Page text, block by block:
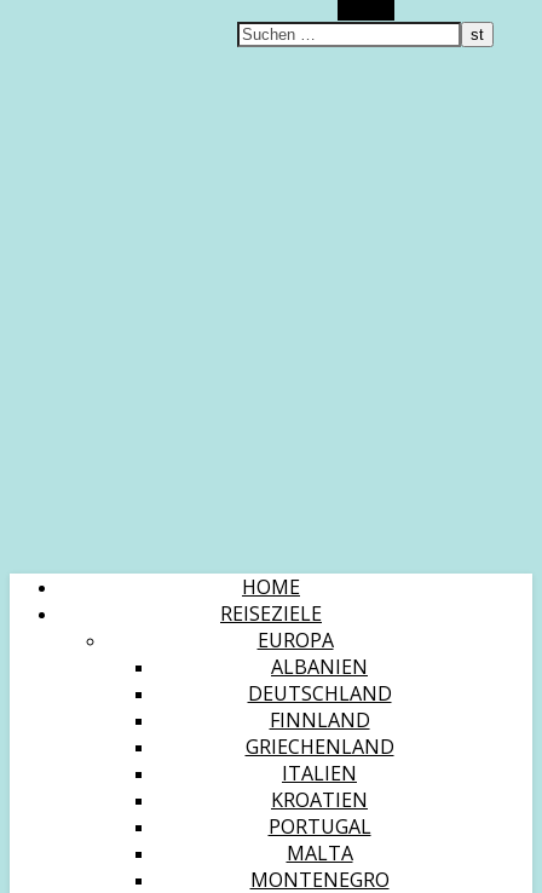
HOME
REISEZIELE
EUROPA
ALBANIEN
DEUTSCHLAND
FINNLAND
GRIECHENLAND
ITALIEN
KROATIEN
PORTUGAL
MALTA
MONTENEGRO